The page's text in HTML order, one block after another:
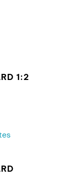
1:2